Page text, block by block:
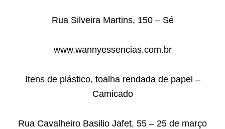
Rua Silveira Martins, 150 – Sé
www.wannyessencias.com.br
Itens de plástico, toalha rendada de papel –
Camicado
Rua Cavalheiro Basilio Jafet, 55 – 25 de março